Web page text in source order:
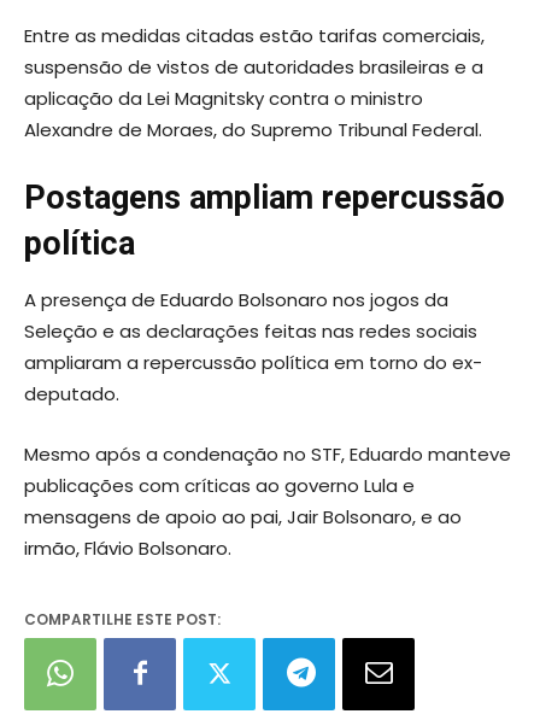
Entre as medidas citadas estão tarifas comerciais,
suspensão de vistos de autoridades brasileiras e a
aplicação da Lei Magnitsky contra o ministro
Alexandre de Moraes, do Supremo Tribunal Federal.
Postagens ampliam repercussão
política
A presença de Eduardo Bolsonaro nos jogos da
Seleção e as declarações feitas nas redes sociais
ampliaram a repercussão política em torno do ex-
deputado.
Mesmo após a condenação no STF, Eduardo manteve
publicações com críticas ao governo Lula e
mensagens de apoio ao pai, Jair Bolsonaro, e ao
irmão, Flávio Bolsonaro.
COMPARTILHE ESTE POST: